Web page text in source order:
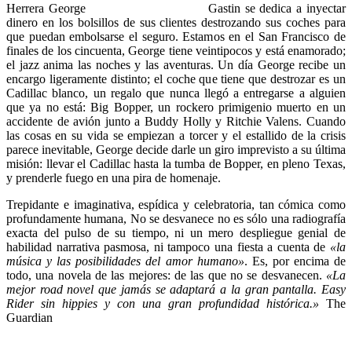
Herrera George
Gastin se dedica a inyectar
dinero en los bolsillos de sus clientes destrozando sus coches para
que puedan embolsarse el seguro. Estamos en el San Francisco de
finales de los cincuenta, George tiene veintipocos y está enamorado;
el jazz anima las noches y las aventuras. Un día George recibe un
encargo ligeramente distinto; el coche que tiene que destrozar es un
Cadillac blanco, un regalo que nunca llegó a entregarse a alguien
que ya no está: Big Bopper, un rockero primigenio muerto en un
accidente de avión junto a Buddy Holly y Ritchie Valens. Cuando
las cosas en su vida se empiezan a torcer y el estallido de la crisis
parece inevitable, George decide darle un giro imprevisto a su última
misión: llevar el Cadillac hasta la tumba de Bopper, en pleno Texas,
y prenderle fuego en una pira de homenaje.
Trepidante e imaginativa, espídica y celebratoria, tan cómica como
profundamente humana, No se desvanece no es sólo una radiografía
exacta del pulso de su tiempo, ni un mero despliegue genial de
habilidad narrativa pasmosa, ni tampoco una fiesta a cuenta de «la
música y las posibilidades del amor humano». Es, por encima de
todo, una novela de las mejores: de las que no se desvanecen. «La
mejor road novel que jamás se adaptará a la gran pantalla. Easy
Rider sin hippies y con una gran profundidad histórica.» The
Guardian